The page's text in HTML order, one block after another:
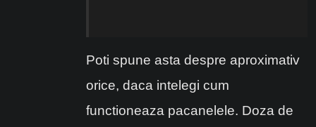
Poti spune asta despre aproximativ
orice, daca intelegi cum
functioneaza pacanelele. Doza de